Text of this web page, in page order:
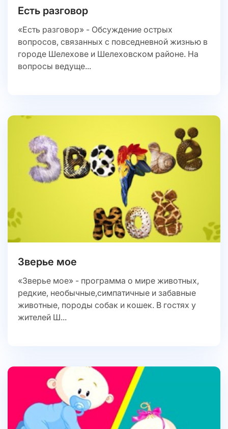
Есть разговор
«Есть разговор» - Обсуждение острых
вопросов, связанных с повседневной жизнью в
городе Шелехове и Шелеховском районе. На
вопросы ведуще...
Зверье мое
«Зверье мое» - программа о мире животных,
редкие, необычные,симпатичные и забавные
животные, породы собак и кошек. В гостях у
жителей Ш...